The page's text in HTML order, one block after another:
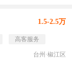
1.5-2.5万
高客服务
台州·椒江区